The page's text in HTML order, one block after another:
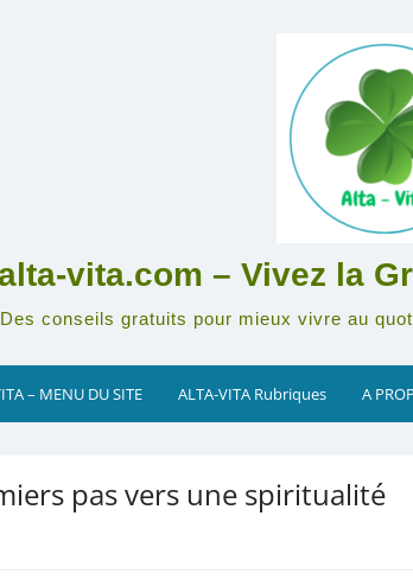
vita.com – Vivez la
conseils gratuits pour mieux vivre au
– MENU DU SITE ALTA-VITA Rubriques A
pas vers une spiritualité